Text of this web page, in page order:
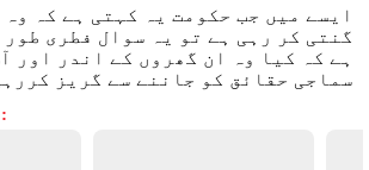
ایسے میں جب حکومت یہ کہتی ہے کہ
گنتی کر رہی ہے تو یہ سوال فطری طور
ہے کہ کیا وہ ان گھروں کے اندر اور
سماجی حقائق کو جاننے سے گریز